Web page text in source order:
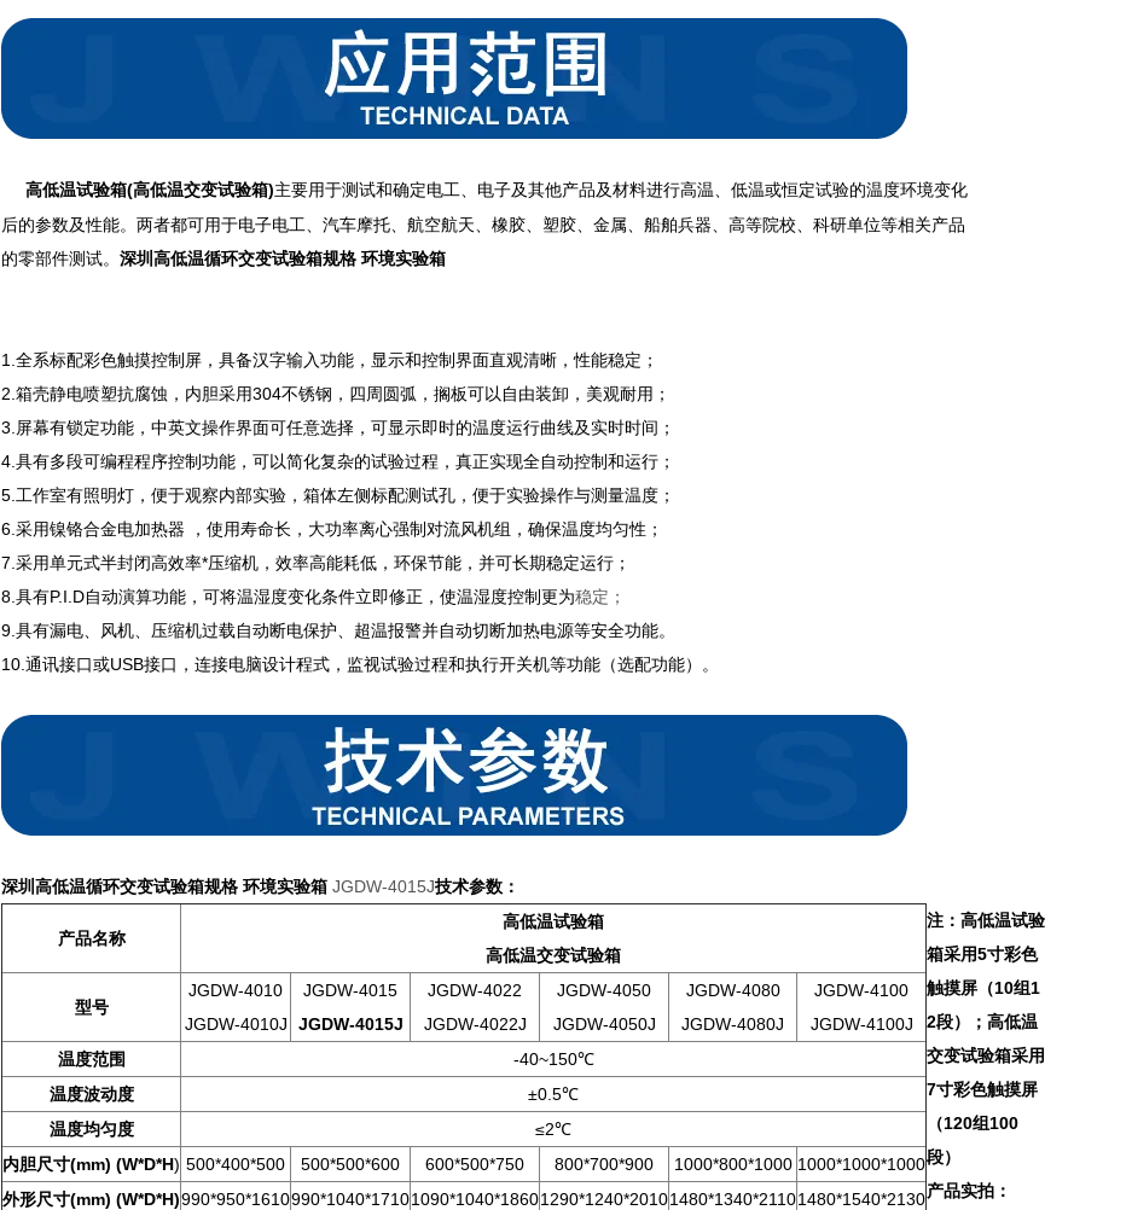
高低温试验箱(高低温交变试验箱)主要用于测试和确定电工、电子及其他产品及材料进行高温、低温或恒定试验的温度环境变化
后的参数及性能。两者都可用于电子电工、汽车摩托、航空航天、橡胶、塑胶、金属、船舶兵器、高等院校、科研单位等相关产品
的零部件测试。 深圳高低温循环交变试验箱规格 环境实验箱
1.全系标配彩色触摸控制屏，具备汉字输入功能，显示和控制界面直观清晰，性能稳定；
2.箱壳静电喷塑抗腐蚀，内胆采用304不锈钢，四周圆弧，搁板可以自由装卸，美观耐用；
3.屏幕有锁定功能，中英文操作界面可任意选择，可显示即时的温度运行曲线及实时时间；
4.具有多段可编程程序控制功能，可以简化复杂的试验过程，真正实现全自动控制和运行；
5.工作室有照明灯，便于观察内部实验，箱体左侧标配测试孔，便于实验操作与测量温度；
6.采用镍铬合金电加热器 ，使用寿命长，大功率离心强制对流风机组，确保温度均匀性；
7.采用单元式半封闭高效率*压缩机，效率高能耗低，环保节能，并可长期稳定运行；
8.具有P.I.D自动演算功能，可将温湿度变化条件立即修正，使温湿度控制更为稳定；
9.具有漏电、风机、压缩机过载自动断电保护、超温报警并自动切断加热电源等安全功能。
10.通讯接口或USB接口，连接电脑设计程式，监视试验过程和执行开关机等功能（选配功能）。
深圳高低温循环交变试验箱规格 环境实验箱 JGDW-4015J技术参数：
产品名称
高低温试验箱
高低温交变试验箱
型号
JGDW-4010
JGDW-4010J
JGDW-4015
JGDW-4015J
JGDW-4022
JGDW-4022J
JGDW-4050
JGDW-4050J
JGDW-4080
JGDW-4080J
JGDW-4100
JGDW-4100J
温度范围
-40~150℃
温度波动度
±0.5℃
温度均匀度
≤2℃
内胆尺寸(mm) (W*D*H) 500*400*500 500*500*600 600*500*750 800*700*900 1000*800*1000 1000*1000*1000
外形尺寸(mm) (W*D*H)990*950*1610990*1040*17101090*1040*18601290*1240*20101480*1340*21101480*1540*2130
注：高低温试验
箱采用5寸彩色
触摸屏（10组1
2段）；高低温
交变试验箱采用
7寸彩色触摸屏
（120组100
段）
产品实拍：